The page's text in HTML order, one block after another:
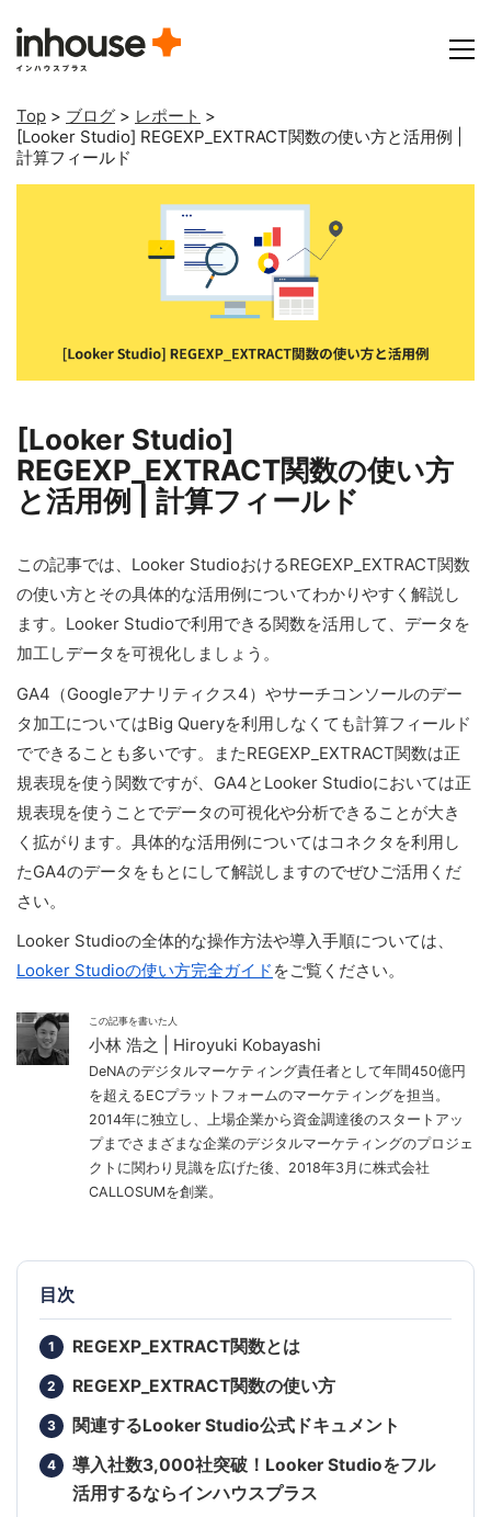
Top > ブログ > レポート >
[Looker Studio] REGEXP_EXTRACT関数の使い方と活用例 |
計算フィールド
[Looker Studio]
REGEXP_EXTRACT関数の使い方
と活用例 | 計算フィールド
この記事では、Looker StudioおけるREGEXP_EXTRACT関数
の使い方とその具体的な活用例についてわかりやすく解説し
ます。Looker Studioで利用できる関数を活用して、データを
加工しデータを可視化しましょう。
GA4（Googleアナリティクス4）やサーチコンソールのデー
タ加工についてはBig Queryを利用しなくても計算フィールド
でできることも多いです。またREGEXP_EXTRACT関数は正
規表現を使う関数ですが、GA4とLooker Studioにおいては正
規表現を使うことでデータの可視化や分析できることが大き
く拡がります。具体的な活用例についてはコネクタを利用し
たGA4のデータをもとにして解説しますのでぜひご活用くだ
さい。
Looker Studioの全体的な操作方法や導入手順については、
Looker Studioの使い方完全ガイド をご覧ください。
この記事を書いた人
小林 浩之 | Hiroyuki Kobayashi
DeNAのデジタルマーケティング責任者として年間450億円
を超えるECプラットフォームのマーケティングを担当。
2014年に独立し、上場企業から資金調達後のスタートアッ
プまでさまざまな企業のデジタルマーケティングのプロジェ
クトに関わり見識を広げた後、2018年3月に株式会社
CALLOSUMを創業。
目次
REGEXP_EXTRACT関数とは
REGEXP_EXTRACT関数の使い方
関連するLooker Studio公式ドキュメント
導入社数3,000社突破！Looker Studioをフル
活用するならインハウスプラス